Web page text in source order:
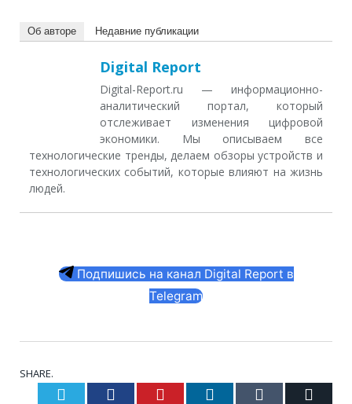
Об авторе Недавние публикации
Digital Report
Digital-Report.ru — информационно-
аналитический портал, который
отслеживает изменения цифровой
экономики. Мы описываем все
технологические тренды, делаем обзоры устройств и
технологических событий, которые влияют на жизнь
людей.
Подпишись на канал Digital Report в
Telegram
SHARE.
Twitter Facebook Pinterest LinkedIn Tumblr